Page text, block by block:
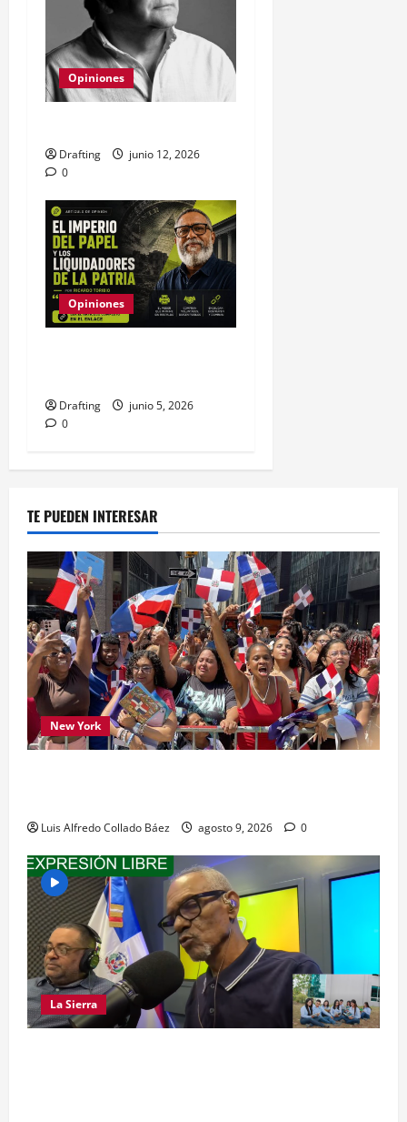
Opiniones
Drafting
junio 12, 2026
0
Opiniones
Drafting
junio 5, 2026
0
TE PUEDEN INTERESAR
New York
Luis Alfredo Collado Báez agosto 9, 2026 0
La Sierra